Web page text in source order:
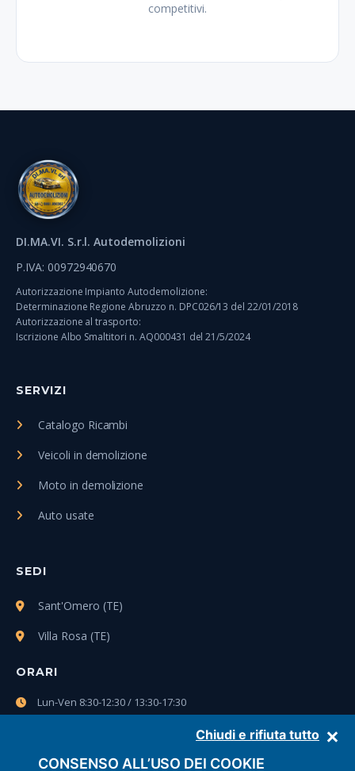
Chiudi e rifiuta tutto
CONSENSO ALL’USO DEI COOKIE
competitivi.
DI.MA.VI. S.r.l. Autodemolizioni
P.IVA: 00972940670
Autorizzazione Impianto Autodemolizione:
Determinazione Regione Abruzzo n. DPC026/13 del 22/01/2018
Autorizzazione al trasporto:
Iscrizione Albo Smaltitori n. AQ000431 del 21/5/2024
SERVIZI
Catalogo Ricambi
Veicoli in demolizione
Moto in demolizione
Auto usate
SEDI
Sant'Omero (TE)
Villa Rosa (TE)
ORARI
Lun-Ven 8:30-12:30 / 13:30-17:30